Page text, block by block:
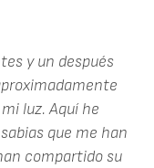
y un después
luz. Aquí he
que me han
compartido su